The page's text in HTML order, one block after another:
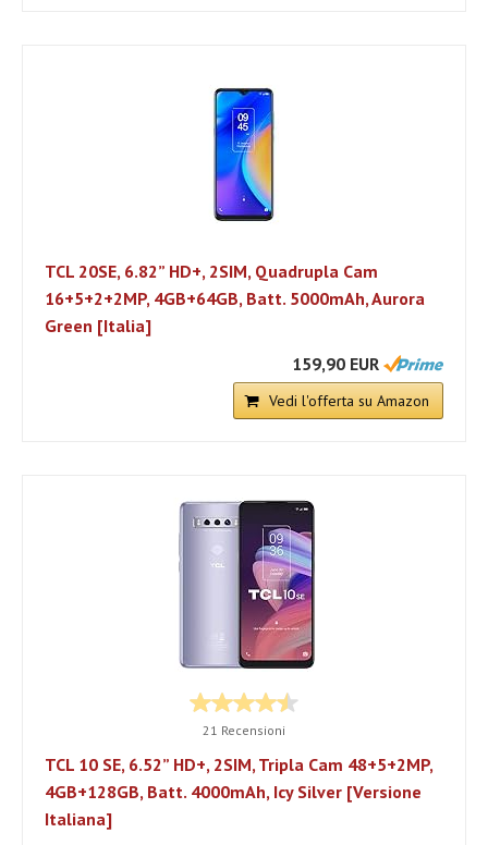
TCL 20SE, 6.82” HD+, 2SIM, Quadrupla Cam
16+5+2+2MP, 4GB+64GB, Batt. 5000mAh, Aurora
Green [Italia]
159,90 EUR
Vedi l'offerta su Amazon
21 Recensioni
TCL 10 SE, 6.52” HD+, 2SIM, Tripla Cam 48+5+2MP,
4GB+128GB, Batt. 4000mAh, Icy Silver [Versione
Italiana]